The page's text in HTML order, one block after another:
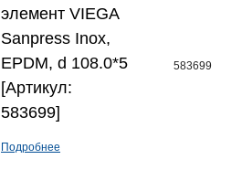
элемент VIEGA
Sanpress Inox,
EPDM, d 108.0*5
[Артикул:
583699]
Подробнее
583699